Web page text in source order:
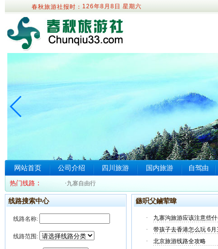
春秋旅游社报时： 126年8月8日 星期六
网站首页 公司介绍 四川旅游 国内旅游 自驾由
热门线路 ： ·九寨自由行
线路搜索中心
线路名称:
线路范围:
鏃呮父鏀荤暐
·
九寨沟旅游应该注意些
·
带孩子去香港怎么玩 6
·
北京旅游线路全攻略